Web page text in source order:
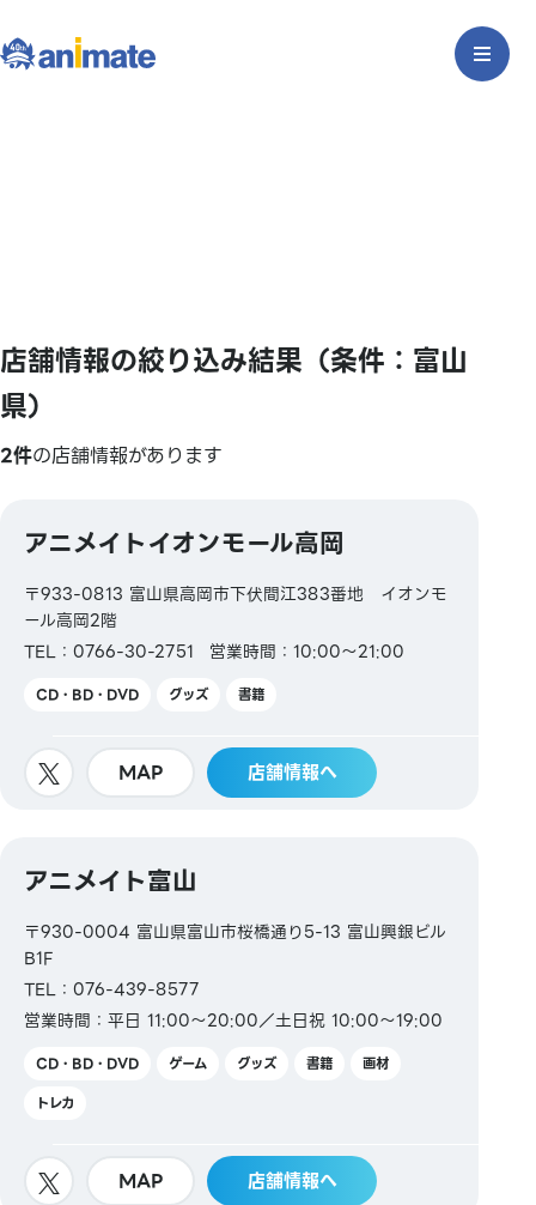
店舗情報の絞り込み結果（条件：富山
県）
2件の店舗情報があります
アニメイトイオンモール高岡
〒933-0813 富山県高岡市下伏間江383番地 イオンモ
ール高岡2階
TEL：0766-30-2751
営業時間：10:00～21:00
CD・BD・DVD グッズ 書籍
MAP 店舗情報へ
アニメイト富山
〒930-0004 富山県富山市桜橋通り5-13 富山興銀ビル
B1F
TEL：076-439-8577
営業時間：平日 11:00～20:00／土日祝 10:00～19:00
CD・BD・DVD ゲーム グッズ 書籍
画材
トレカ
MAP 店舗情報へ